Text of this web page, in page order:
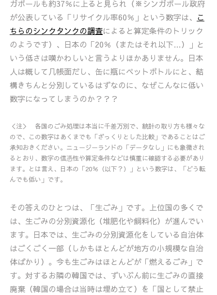
ガポールも約37％に上ると見られ（※シンガポール政府
が公表している「リサイクル率60％」という数字は、 こ
ちらのシンクタンクの調査によると算定条件のトリック
のようです）、日本の「20％（またはそれ以下…）」と
いう低さは嘆かわしいと言うよりほかありません。日本
人は概して几帳面だし、缶に瓶にペットボトルにと、結
構きちんと分別しているはずなのに、なぜこんなに低い
数字になってしまうのか？？？
＜注＞ 各国のごみ処理は本当に千差万別で、統計の取り方も様々な
ので、この数字はあくまでも「ざっくりとした比較」であることはご
承知おきください。ニュージーランドの「データなし」にも象徴され
るとおり、数字の信憑性や算定条件などは慎重に確認する必要があり
ます。とは言え、日本の「20％（以下？）」という数字は、「どう転
んでも低い」です。
その答えのひとつは、「生ごみ」です。上位国の多くで
は、生ごみの分別資源化（堆肥化や飼料化）が進んでい
ます。日本では、生ごみの分別資源化をしている自治体
はごくごく一部（しかもほとんどが地方の小規模な自治
体ばかり）。今も生ごみはほとんどが「燃えるごみ」で
す。対するお隣の韓国では、ずいぶん前に生ごみの直接
廃棄（韓国の場合は当時は埋め立て）を「国として禁止